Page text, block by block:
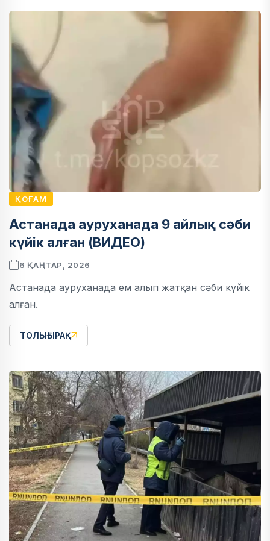
ҚОҒАМ
Астанада ауруханада 9 айлық сәби
күйік алған (ВИДЕО)
6 ҚАҢТАР, 2026
Астанада ауруханада ем алып жатқан сәби күйік
алған.
ТОЛЫҒЫРАҚ